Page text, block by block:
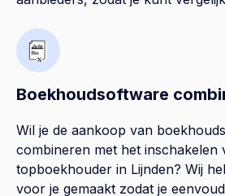
Boekhoudsoftware
Wil je de aankoop van
combineren met het inschakelen
topboekhouder in Lijnden? Wij
voor je gemaakt zodat je